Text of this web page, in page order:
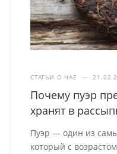
СТАТЬИ О ЧАЕ —
Почему пуэр
хранят в
Пуэр — один из
который с